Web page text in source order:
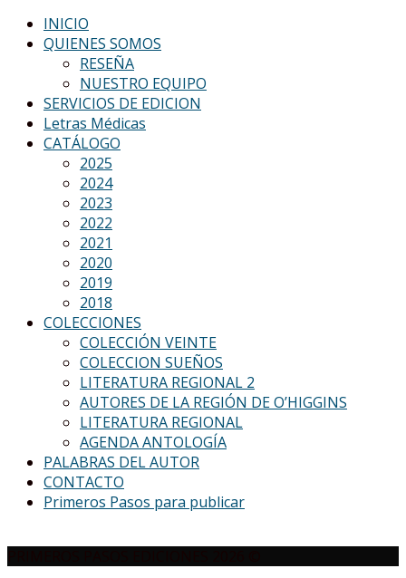
INICIO
QUIENES SOMOS
RESEÑA
NUESTRO EQUIPO
SERVICIOS DE EDICION
Letras Médicas
CATÁLOGO
2025
2024
2023
2022
2021
2020
2019
2018
COLECCIONES
COLECCIÓN VEINTE
COLECCION SUEÑOS
LITERATURA REGIONAL 2
AUTORES DE LA REGIÓN DE O’HIGGINS
LITERATURA REGIONAL
AGENDA ANTOLOGÍA
PALABRAS DEL AUTOR
CONTACTO
Primeros Pasos para publicar